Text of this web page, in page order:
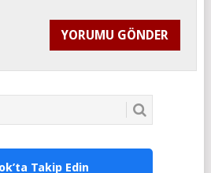
Takip Edin